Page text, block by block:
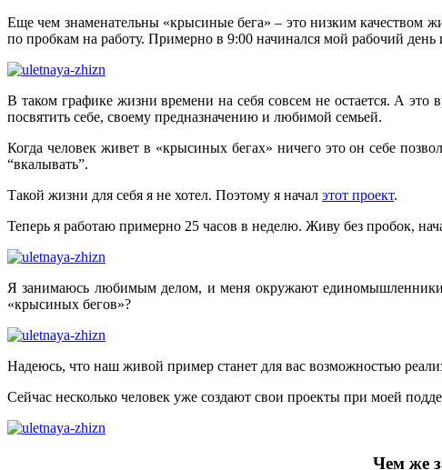
Еще чем знаменательны «крысиные бега» – это низким качеством
по пробкам на работу. Примерно в 9:00 начинался мой рабочий день
В таком графике жизни времени на себя совсем не остается. А
посвятить себе, своему предназначению и любимой семьей.
Когда человек живет в «крысиных бегах» ничего это он себе
“вкалывать”.
Такой жизни для себя я не хотел. Поэтому я начал этот проект.
Теперь я работаю примерно 25 часов в неделю. Живу без пробок,
Я занимаюсь любимым делом, и меня окружают единомышленники.
«крысиных бегов»?
Надеюсь, что наш живой пример станет для вас возможностью
Сейчас несколько человек уже создают свои проекты при моей
Чем же